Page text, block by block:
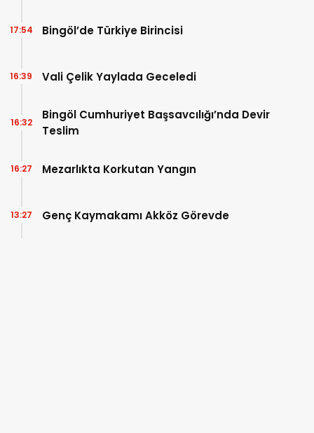
Bingöl’de Türkiye Birincisi
17:54
Vali Çelik Yaylada Geceledi
16:39
Bingöl Cumhuriyet Başsavcılığı’nda Devir
Teslim
16:32
Mezarlıkta Korkutan Yangın
16:27
Genç Kaymakamı Akköz Görevde
13:27